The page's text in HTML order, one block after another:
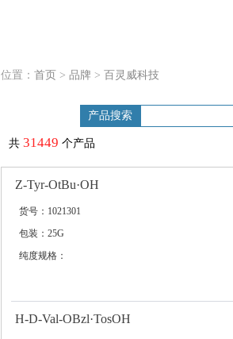
位置： 首页 > 品牌 > 百灵威科技
产品搜索
共 31449 个产品
Z-Tyr-OtBu·OH
货号：1021301
包装：25G
纯度规格：
H-D-Val-OBzl·TosOH